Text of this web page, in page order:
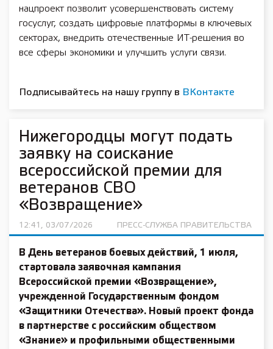
нацпроект позволит усовершенствовать систему
госуслуг, создать цифровые платформы в ключевых
секторах, внедрить отечественные ИТ-решения во
все сферы экономики и улучшить услуги связи.
Подписывайтесь на нашу группу в ВКонтакте
Нижегородцы могут подать
заявку на соискание
всероссийской премии для
ветеранов СВО
«Возвращение»
12:41, 03/07/2026 ПРЕСС-СЛУЖБА ПРАВИТЕЛЬСТВА
В День ветеранов боевых действий, 1 июля,
стартовала заявочная кампания
Всероссийской премии «Возвращение»,
учрежденной Государственным фондом
«Защитники Отечества». Новый проект фонда
в партнерстве с российским обществом
«Знание» и профильными общественными